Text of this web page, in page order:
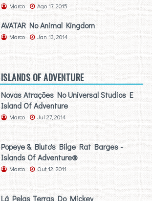
Marco Ago 17, 2015
AVATAR No Animal Kingdom
Marco Jan 13, 2014
ISLANDS OF ADVENTURE
Novas Atrações No Universal Studios E
Island Of Adventure
Marco Jul 27, 2014
Popeye & Bluto's Bilge Rat Barges -
Islands Of Adventure®
Marco Out 12, 2011
Lá Pelas Terras Do Mickey